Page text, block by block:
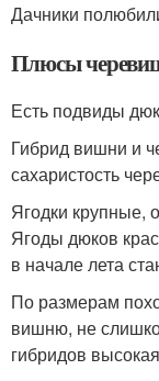
Дачники
Плюсы
Есть подвиды
Гибрид вишни и
сахаристость
Ягодки крупные,
Ягоды дюков
в начале лета
По размерам
вишню, не
гибридов